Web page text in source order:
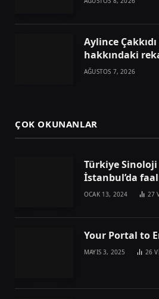
Aylince
hakkındaki
AĞUSTOS 7, 2026
ÇOK OKUNANLAR
Türkiye
İstanbul’da
OCAK 13, 2024 27
Your Portal to
MAYIS 3, 2025 26